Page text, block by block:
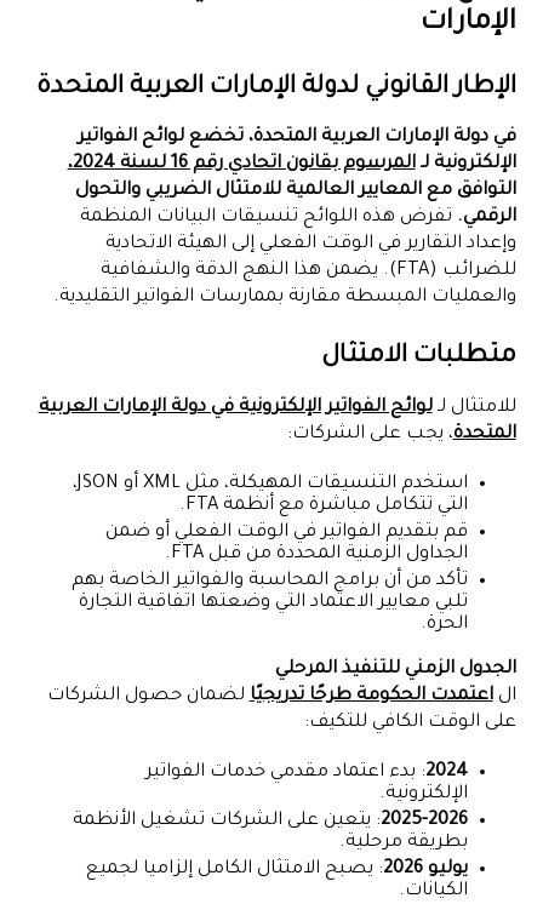
الإمارات
الإطار القانوني لدولة الإمارات العربية المتحدة
في دولة الإمارات العربية المتحدة، تخضع لوائح الفواتير
الإلكترونية لـالمرسوم بقانون اتحادي رقم 16 لسنة 2024،
التوافق مع المعايير العالمية للامتثال الضريبي والتحول
الرقمي. تفرض هذه اللوائح تنسيقات البيانات المنظمة
وإعداد التقارير في الوقت الفعلي إلى الهيئة الاتحادية
للضرائب (FTA). يضمن هذا النهج الدقة والشفافية
والعمليات المبسطة مقارنة بممارسات الفواتير التقليدية.
متطلبات الامتثال
للامتثال لـلوائح الفواتير الإلكترونية في دولة الإمارات العربية
المتحدة، يجب على الشركات:
استخدم التنسيقات المهيكلة، مثل XML أو JSON،
التي تتكامل مباشرة مع أنظمة FTA.
قم بتقديم الفواتير في الوقت الفعلي أو ضمن
الجداول الزمنية المحددة من قبل FTA.
تأكد من أن برامج المحاسبة والفواتير الخاصة بهم
تلبي معايير الاعتماد التي وضعتها اتفاقية التجارة
الحرة.
الجدول الزمني للتنفيذ المرحلي
الاعتمدت الحكومة طرحًا تدريجيًالضمان حصول الشركات
على الوقت الكافي للتكيف:
2024: بدء اعتماد مقدمي خدمات الفواتير
الإلكترونية.
2025-2026: يتعين على الشركات تشغيل الأنظمة
بطريقة مرحلية.
يوليو 2026
: يصبح الامتثال الكامل إلزاميا لجميع
الكيانات.